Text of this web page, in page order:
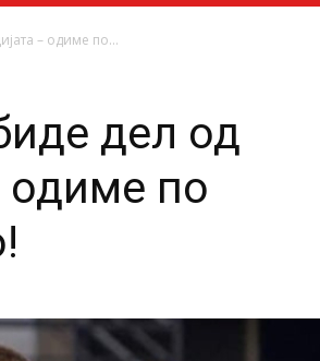
– одиме по...
дел од
одиме по